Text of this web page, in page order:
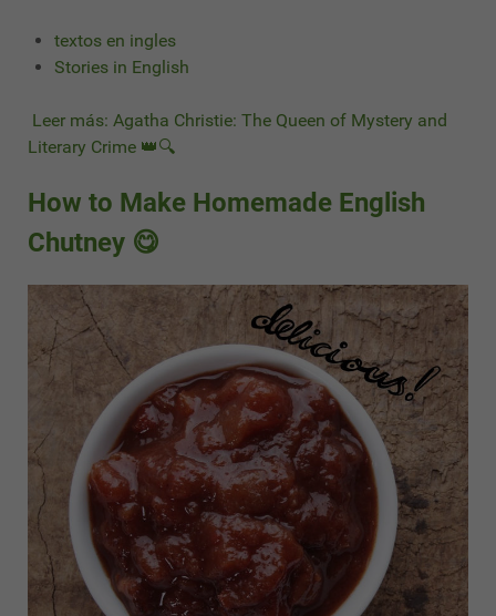
textos en ingles
Stories in English
Leer más: Agatha Christie: The Queen of Mystery and
Literary Crime 👑🔍
How to Make Homemade English
Chutney 😋